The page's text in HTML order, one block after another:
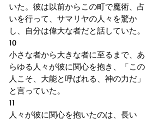
いた。彼は以前からこの町で魔術、占
いを行って、サマリヤの人々を驚か
し、自分は偉大な者だと話していた。
10
小さな者から大きな者に至るまで、あ
らゆる人々が彼に関心を抱き、「この
人こそ、大能と呼ばれる、神の力だ」
と言っていた。
11
人々が彼に関心を抱いたのは、長い